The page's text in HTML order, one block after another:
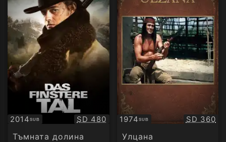
2014SUB
Субтитри Качество:
SD 480
Тъмната долина
1974SUB
Субтитри SD 360
Улцана